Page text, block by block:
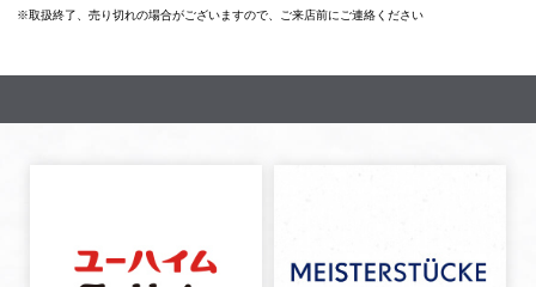
※取扱終了、売り切れの場合がございますので、ご来店前にご連絡ください